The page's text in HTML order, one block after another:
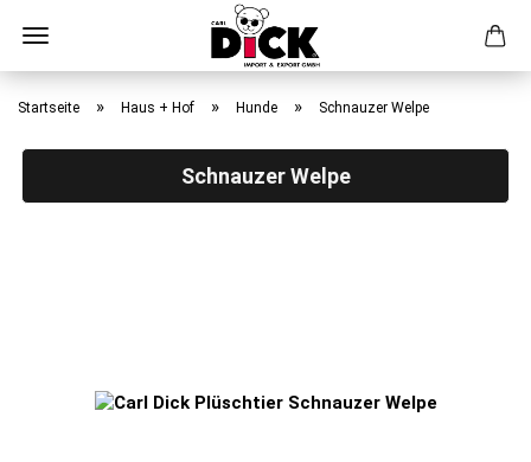
Direkt
zumStartseite » Haus + Hof » Hunde » Schnauzer Welpe
Schnauzer Welpe